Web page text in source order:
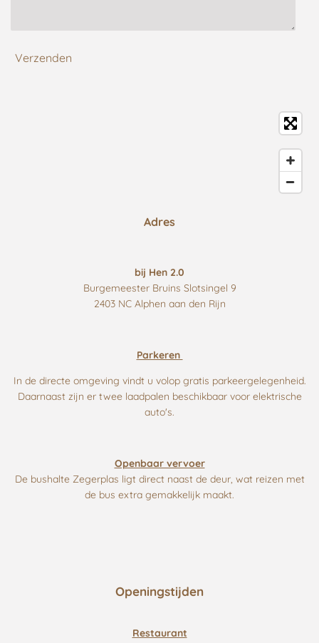
Verzenden
Adres
bij Hen 2.0
Burgemeester Bruins Slotsingel 9
2403 NC Alphen aan den Rijn
Parkeren
In de directe omgeving vindt u volop gratis parkeergelegenheid.
Daarnaast zijn er twee laadpalen beschikbaar voor elektrische
auto's.
Openbaar vervoer
De bushalte Zegerplas ligt direct naast de deur, wat reizen met
de bus extra gemakkelijk maakt.
Openingstijden
Restaurant